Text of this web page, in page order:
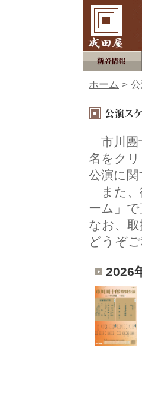
ホーム >
市川團
名をク
公演に
また、
ーム」
なお、
どうぞ
2026